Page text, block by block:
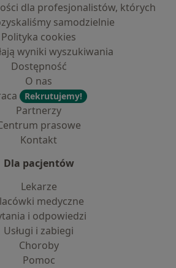
dla profesjonalistów, których
samodzielnie
Polityka cookies
wyniki wyszukiwania
Dostępność
O nas
Rekrutujemy!
Partnerzy
prasowe
Kontakt
Dla pacjentów
Lekarze
medyczne
i odpowiedzi
Usługi i zabiegi
Choroby
Pomoc